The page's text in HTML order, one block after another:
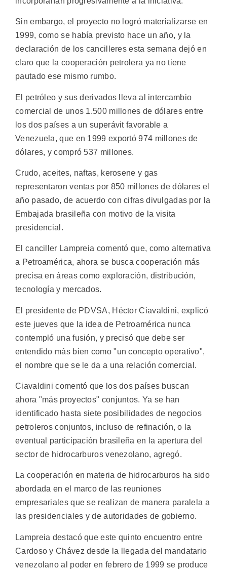
Sin embargo, el proyecto no logró materializarse en
1999, como se había previsto hace un año, y la
declaración de los cancilleres esta semana dejó en
claro que la cooperación petrolera ya no tiene
pautado ese mismo rumbo.
El petróleo y sus derivados lleva al intercambio
comercial de unos 1.500 millones de dólares entre
los dos países a un superávit favorable a
Venezuela, que en 1999 exportó 974 millones de
dólares, y compró 537 millones.
Crudo, aceites, naftas, kerosene y gas
representaron ventas por 850 millones de dólares el
año pasado, de acuerdo con cifras divulgadas por la
Embajada brasileña con motivo de la visita
presidencial.
El canciller Lampreia comentó que, como alternativa
a Petroamérica, ahora se busca cooperación más
precisa en áreas como exploración, distribución,
tecnología y mercados.
El presidente de PDVSA, Héctor Ciavaldini, explicó
este jueves que la idea de Petroamérica nunca
contempló una fusión, y precisó que debe ser
entendido más bien como "un concepto operativo",
el nombre que se le da a una relación comercial.
Ciavaldini comentó que los dos países buscan
ahora "más proyectos" conjuntos. Ya se han
identificado hasta siete posibilidades de negocios
petroleros conjuntos, incluso de refinación, o la
eventual participación brasileña en la apertura del
sector de hidrocarburos venezolano, agregó.
La cooperación en materia de hidrocarburos ha sido
abordada en el marco de las reuniones
empresariales que se realizan de manera paralela a
las presidenciales y de autoridades de gobierno.
Lampreia destacó que este quinto encuentro entre
Cardoso y Chávez desde la llegada del mandatario
venezolano al poder en febrero de 1999 se produce